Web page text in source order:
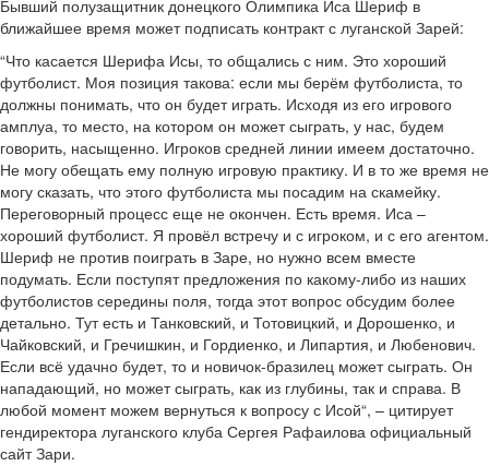
Бывший полузащитник донецкого Олимпика Иса Шериф в
ближайшее время может подписать контракт с луганской Зарей:
“Что касается Шерифа Исы, то общались с ним. Это хороший
футболист. Моя позиция такова: если мы берём футболиста, то
должны понимать, что он будет играть. Исходя из его игрового
амплуа, то место, на котором он может сыграть, у нас, будем
говорить, насыщенно. Игроков средней линии имеем достаточно.
Не могу обещать ему полную игровую практику. И в то же время не
могу сказать, что этого футболиста мы посадим на скамейку.
Переговорный процесс еще не окончен. Есть время. Иса –
хороший футболист. Я провёл встречу и с игроком, и с его агентом.
Шериф не против поиграть в Заре, но нужно всем вместе
подумать. Если поступят предложения по какому-либо из наших
футболистов середины поля, тогда этот вопрос обсудим более
детально. Тут есть и Танковский, и Тотовицкий, и Дорошенко, и
Чайковский, и Гречишкин, и Гордиенко, и Липартия, и Любенович.
Если всё удачно будет, то и новичок-бразилец может сыграть. Он
нападающий, но может сыграть, как из глубины, так и справа. В
любой момент можем вернуться к вопросу с Исой“, – цитирует
гендиректора луганского клуба Сергея Рафаилова официальный
сайт Зари.